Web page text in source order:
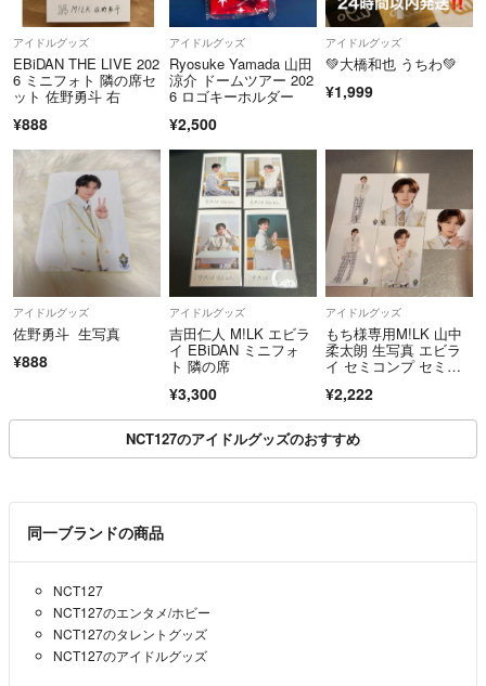
アイドルグッズ
EBiDAN THE LIVE 202
6 ミニフォト 隣の席セ
ット 佐野勇斗 右
¥888
アイドルグッズ
Ryosuke Yamada 山田
涼介 ドームツアー 202
6 ロゴキーホルダー
¥2,500
アイドルグッズ
💚大橋和也 うちわ💚
¥1,999
アイドルグッズ
佐野勇斗 生写真
¥888
アイドルグッズ
吉田仁人 M!LK エビラ
イ EBiDAN ミニフォ
ト 隣の席
¥3,300
アイドルグッズ
もち様専用M!LK 山中
柔太朗 生写真 エビラ
イ セミコンプ セミコ
¥2,222
NCT127のアイドルグッズのおすすめ
同一ブランドの商品
NCT127
NCT127のエンタメ/ホビー
NCT127のタレントグッズ
NCT127のアイドルグッズ